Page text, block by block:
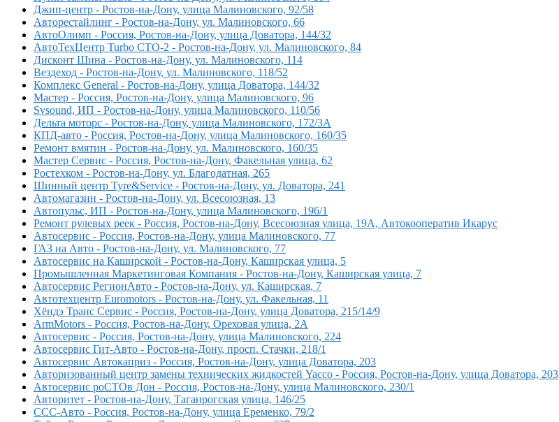
Джип-центр - Ростов-на-Дону, улица Малиновского, 92/58
Авторестайлинг - Ростов-на-Дону, ул. Малиновского, 66
АвтоОлимп - Россия, Ростов-на-Дону, улица Доватора, 144/32
АвтоТехЦентр Turbo СТО-2 - Ростов-на-Дону, ул. Малиновского, 84
Дисконт Шина - Ростов-на-Дону, ул. Малиновского, 114
Вездеход - Ростов-на-Дону, ул. Малиновского, 118/52
Комплекс General - Ростов-на-Дону, улица Доватора, 144/32
Мастер - Россия, Ростов-на-Дону, улица Малиновского, 96
Svsound, ИП - Ростов-на-Дону, улица Малиновского, 110/56
Дельта моторс - Ростов-на-Дону, улица Малиновского, 172/3А
КПД-авто - Россия, Ростов-на-Дону, улица Малиновского, 160/35
Ремонт вмятин - Ростов-на-Дону, ул. Малиновского, 160/35
Мастер Сервис - Россия, Ростов-на-Дону, Факельная улица, 62
Ростехком - Ростов-на-Дону, ул. Благодатная, 265
Шинный центр Tyre&Service - Ростов-на-Дону, ул. Доватора, 241
Автомагазин - Ростов-на-Дону, ул. Всесоюзная, 13
Автопульс, ИП - Ростов-на-Дону, улица Малиновского, 196/1
Ремонт рулевых реек - Россия, Ростов-на-Дону, Всесоюзная улица, 19А, Автокооператив Икарус
Автосервис - Россия, Ростов-на-Дону, улица Малиновского, 77
ГАЗ на Авто - Ростов-на-Дону, ул. Малиновского, 77
Автосервис на Каширской - Ростов-на-Дону, Каширская улица, 5
Промышленная Маркетинговая Компания - Ростов-на-Дону, Каширская улица, 7
Автосервис РегионАвто - Ростов-на-Дону, ул. Каширская, 7
Автотехцентр Euromotors - Ростов-на-Дону, ул. Факельная, 11
Хёндэ Транс Сервис - Россия, Ростов-на-Дону, улица Доватора, 215/14/9
ArmMotors - Россия, Ростов-на-Дону, Ореховая улица, 2А
Автосервис - Россия, Ростов-на-Дону, улица Малиновского, 224
Автосервис Гит-Авто - Ростов-на-Дону, просп. Стачки, 218/1
Автосервис Автокаприз - Россия, Ростов-на-Дону, улица Доватора, 203
Авторизованный центр замены технических жидкостей Yacco - Россия, Ростов-на-Дону, улица Доватора, 203
Автосервис роСТОв Дон - Россия, Ростов-на-Дону, улица Малиновского, 230/1
Авторитет - Ростов-на-Дону, Таганрогская улица, 146/25
ССС-Авто - Россия, Ростов-на-Дону, улица Еременко, 79/2